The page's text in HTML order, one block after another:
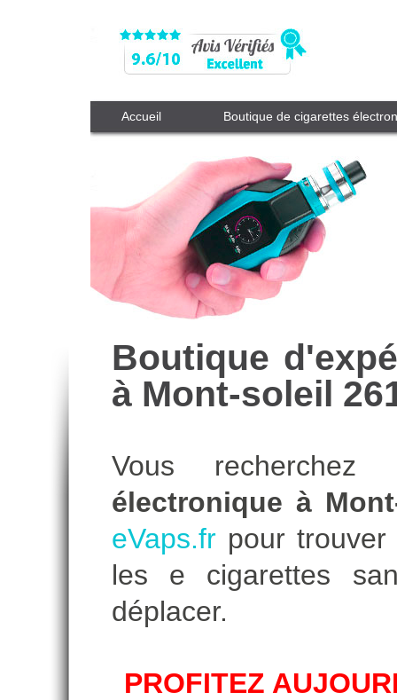
Accueil Boutique de cigarettes
Boutique
à Mont-soleil
Vous
électronique à
eVaps.frpour trouver
les e cigarettes
déplacer.
PROFITEZ